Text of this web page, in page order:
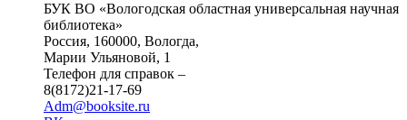
БУК ВО «Вологодская областная универсальная научная
библиотека»
Россия, 160000, Вологда,
Марии Ульяновой, 1
Телефон для справок –
8(8172)21-17-69
Adm@booksite.ru